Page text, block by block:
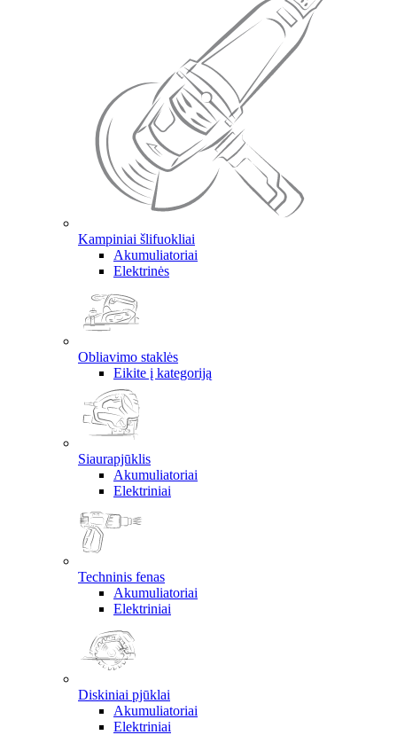
Kampiniai šlifuokliai
Akumuliatoriai
Elektrinės
Obliavimo staklės
Eikite į kategoriją
Siaurapjūklis
Akumuliatoriai
Elektriniai
Techninis fenas
Akumuliatoriai
Elektriniai
Diskiniai pjūklai
Akumuliatoriai
Elektriniai